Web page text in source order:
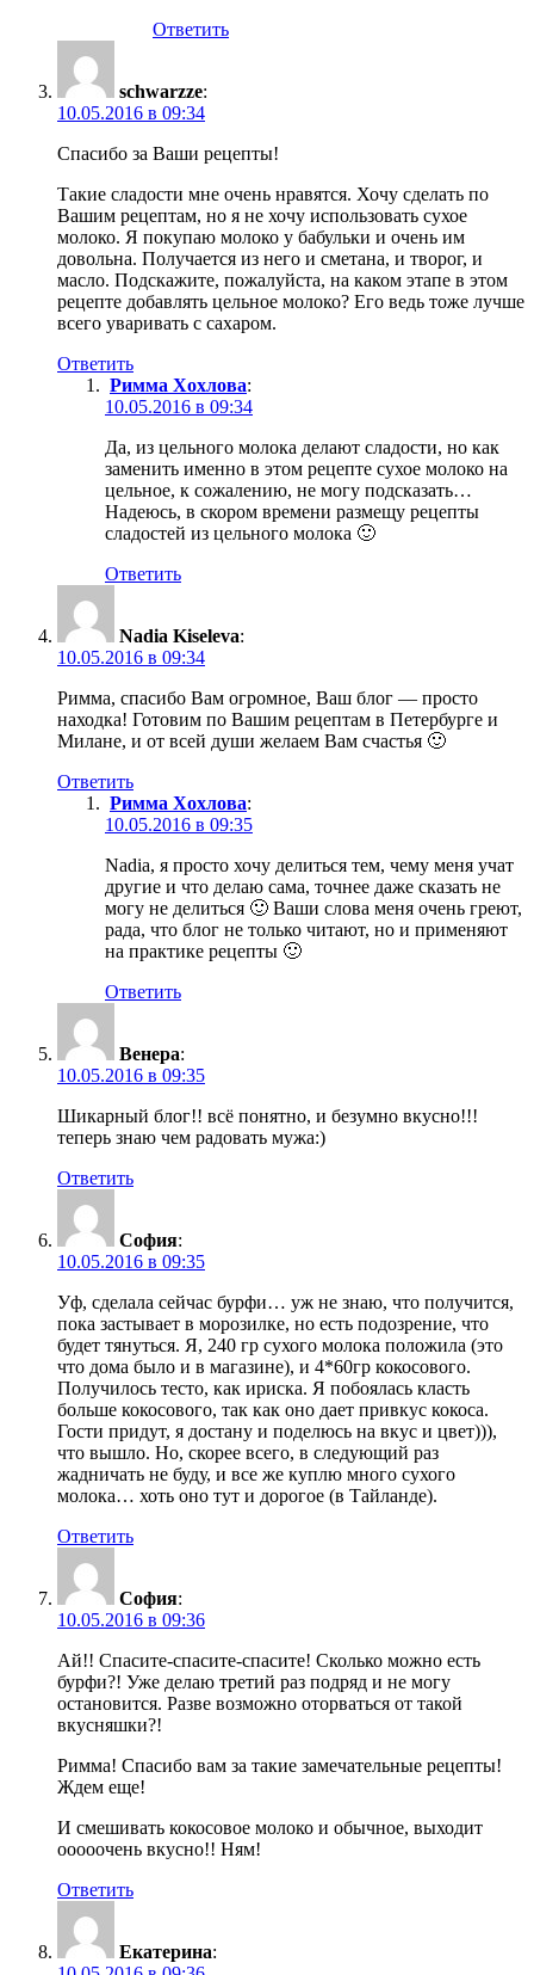
Ответить
schwarzze:
10.05.2016 в 09:34
Спасибо за Ваши рецепты!
Такие сладости мне очень нравятся. Хочу сделать по
Вашим рецептам, но я не хочу использовать сухое
молоко. Я покупаю молоко у бабульки и очень им
довольна. Получается из него и сметана, и творог, и
масло. Подскажите, пожалуйста, на каком этапе в этом
рецепте добавлять цельное молоко? Его ведь тоже лучше
всего уваривать с сахаром.
Ответить
Римма Хохлова:
10.05.2016 в 09:34
Да, из цельного молока делают сладости, но как
заменить именно в этом рецепте сухое молоко на
цельное, к сожалению, не могу подсказать…
Надеюсь, в скором времени размещу рецепты
сладостей из цельного молока 🙂
Ответить
Nadia Kiseleva:
10.05.2016 в 09:34
Римма, спасибо Вам огромное, Ваш блог — просто
находка! Готовим по Вашим рецептам в Петербурге и
Милане, и от всей души желаем Вам счастья 🙂
Ответить
Римма Хохлова:
10.05.2016 в 09:35
Nadia, я просто хочу делиться тем, чему меня учат
другие и что делаю сама, точнее даже сказать не
могу не делиться 🙂 Ваши слова меня очень греют,
рада, что блог не только читают, но и применяют
на практике рецепты 🙂
Ответить
Венера:
10.05.2016 в 09:35
Шикарный блог!! всё понятно, и безумно вкусно!!!
теперь знаю чем радовать мужа:)
Ответить
София:
10.05.2016 в 09:35
Уф, сделала сейчас бурфи… уж не знаю, что получится,
пока застывает в морозилке, но есть подозрение, что
будет тянуться. Я, 240 гр сухого молока положила (это
что дома было и в магазине), и 4*60гр кокосового.
Получилось тесто, как ириска. Я побоялась класть
больше кокосового, так как оно дает привкус кокоса.
Гости придут, я достану и поделюсь на вкус и цвет))),
что вышло. Но, скорее всего, в следующий раз
жадничать не буду, и все же куплю много сухого
молока… хоть оно тут и дорогое (в Тайланде).
Ответить
София:
10.05.2016 в 09:36
Ай!! Спасите-спасите-спасите! Сколько можно есть
бурфи?! Уже делаю третий раз подряд и не могу
остановится. Разве возможно оторваться от такой
вкусняшки?!
Римма! Спасибо вам за такие замечательные рецепты!
Ждем еще!
И смешивать кокосовое молоко и обычное, выходит
ооооочень вкусно!! Ням!
Ответить
Екатерина: